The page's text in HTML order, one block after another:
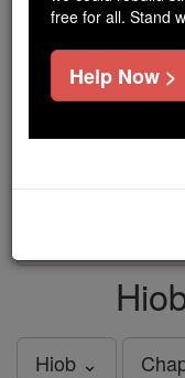
Online, Catholic
tools serving over
families worldwide
and keep
Hiob ⌄
free for all. Stand
Help Now >